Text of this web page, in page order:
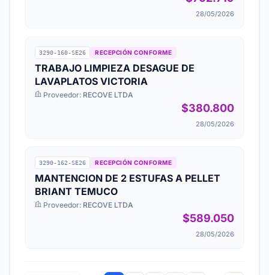
28/05/2026
3290-160-SE26 RECEPCIÓN CONFORME
TRABAJO LIMPIEZA DESAGUE DE
LAVAPLATOS VICTORIA
Proveedor: RECOVE LTDA
$380.800
28/05/2026
3290-162-SE26 RECEPCIÓN CONFORME
MANTENCION DE 2 ESTUFAS A PELLET
BRIANT TEMUCO
Proveedor: RECOVE LTDA
$589.050
28/05/2026